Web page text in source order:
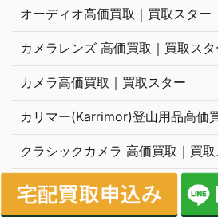
オーディオ高価買取｜買取スター
カメラレンズ 高価買取｜買取スタ
カメラ高価買取｜買取スター
カリマー(Karrimor)登山用品高価
クラシックカメラ 高価買取｜買
クレンジングブラシ(Cleansing
取｜買取スター